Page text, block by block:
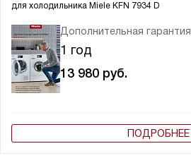
для холодильника Miele KFN 7934 D
Дополнительная гарантия
1 год
13 980 руб.
ПОДРОБНЕЕ